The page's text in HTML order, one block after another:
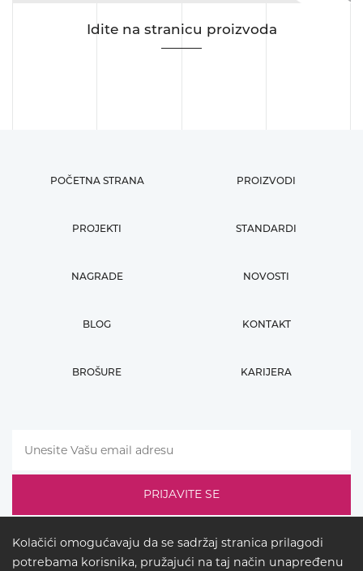
Idite na stranicu proizvoda
POČETNA STRANA PROIZVODI
PROJEKTI STANDARDI
NAGRADE NOVOSTI
BLOG KONTAKT
BROŠURE KARIJERA
Kolačići omogućavaju da se sadržaj stranica prilagodi
potrebama korisnika, pružajući na taj način unapređenu